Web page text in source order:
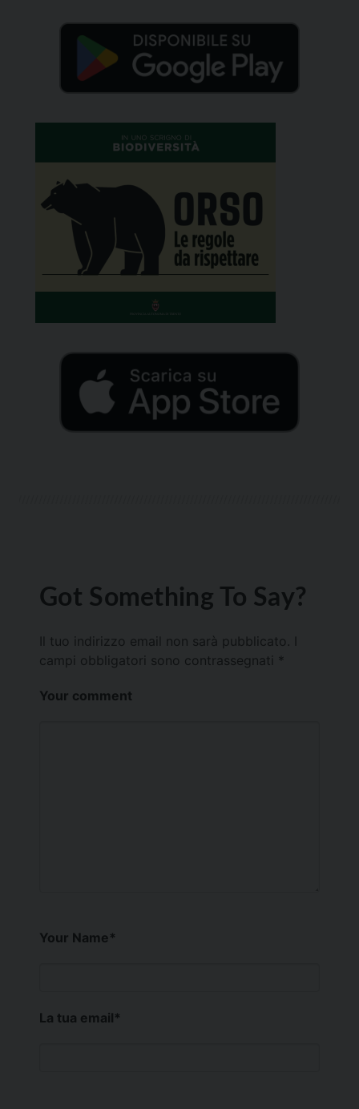
Got Something To Say?
Il tuo indirizzo email non sarà pubblicato.
campi obbligatori sono contrassegnati *
Your comment
Your Name*
La tua email*